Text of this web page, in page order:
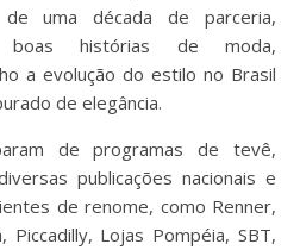
de uma década de parceria,
boas histórias de moda,
a evolução do estilo no Brasil
de elegância.
de programas de tevê,
publicações nacionais e
de renome, como Renner,
Piccadilly, Lojas Pompéia, SBT,